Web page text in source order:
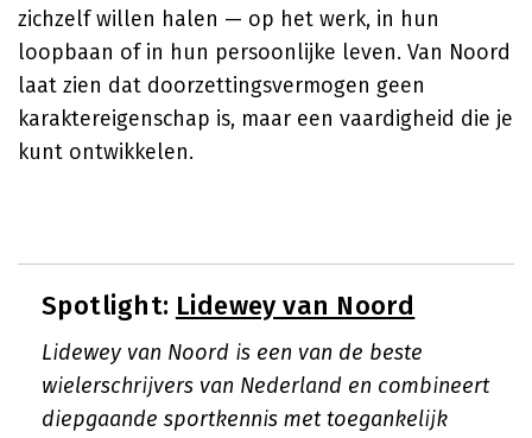
zichzelf willen halen — op het werk, in hun
loopbaan of in hun persoonlijke leven. Van Noord
laat zien dat doorzettingsvermogen geen
karaktereigenschap is, maar een vaardigheid die je
kunt ontwikkelen.
Spotlight: Lidewey van Noord
Lidewey van Noord is een van de beste
wielerschrijvers van Nederland en combineert
diepgaande sportkennis met toegankelijk